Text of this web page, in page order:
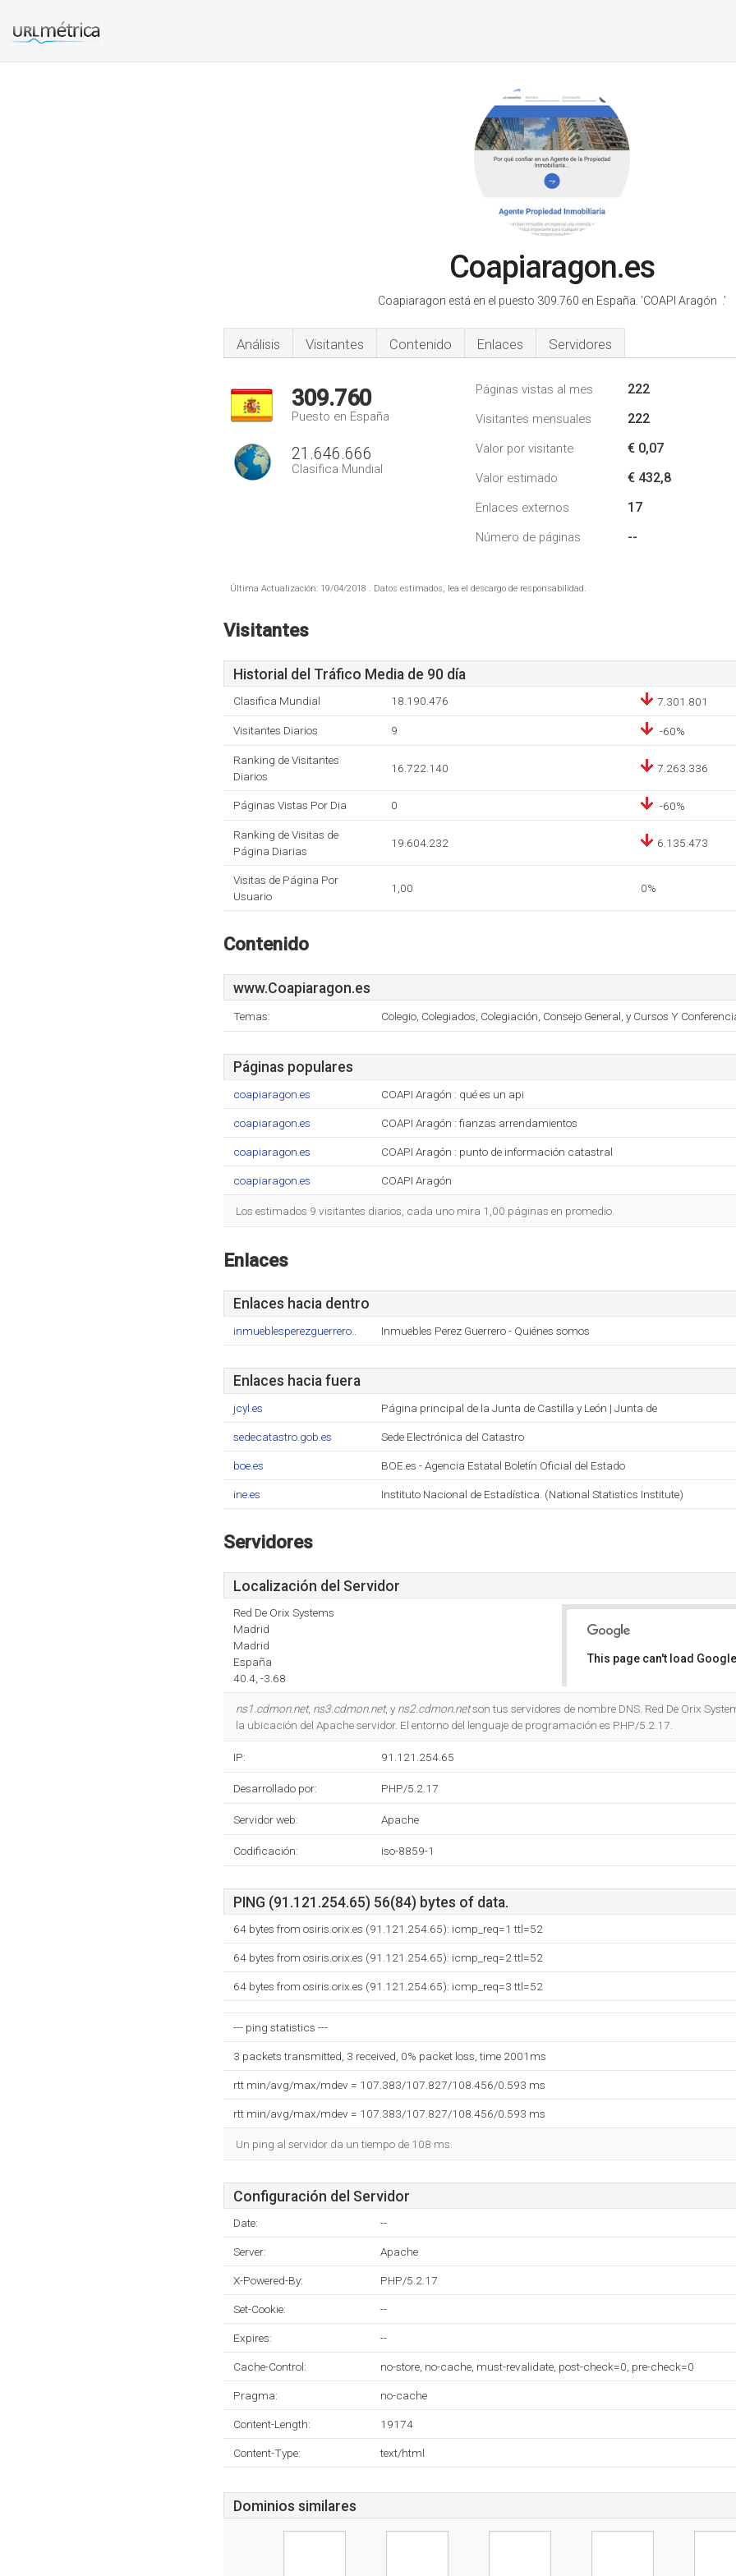
Coapiaragon.es
Coapiaragon está en el puesto 309.760 en España. 'COAPI Aragón .'
Análisis Visitantes Contenido Enlaces Servidores
309.760
Puesto en España
21.646.666
Clasifica Mundial
Páginas vistas al mes 222
Visitantes mensuales 222
Valor por visitante € 0,07
Valor estimado € 432,8
Enlaces externos 17
Número de páginas --
Última Actualización: 19/04/2018 . Datos estimados, lea el descargo de responsabilidad.
Visitantes
Historial del Tráfico Media de 90 día
Clasifica Mundial 18.190.476 7.301.801
Visitantes Diarios 9 -60%
Ranking de Visitantes
Diarios
16.722.140 7.263.336
Páginas Vistas Por Dia 0 -60%
Ranking de Visitas de
Página Diarias
19.604.232 6.135.473
Visitas de Página Por
Usuario
1,00 0%
Contenido
www.Coapiaragon.es
Temas: Colegio, Colegiados, Colegiación, Consejo General, y Cursos Y
Páginas populares
coapiaragon.es COAPI Aragón : qué es un api
coapiaragon.es COAPI Aragón : fianzas arrendamientos
coapiaragon.es COAPI Aragón : punto de información catastral
coapiaragon.es COAPI Aragón
Los estimados 9 visitantes diarios, cada uno mira 1,00 páginas en promedio.
Enlaces
Enlaces hacia dentro
inmueblesperezguerrero.. Inmuebles Perez Guerrero - Quiénes somos
Enlaces hacia fuera
jcyl.es Página principal de la Junta de Castilla y León | Junta de
sedecatastro.gob.es Sede Electrónica del Catastro
boe.es BOE.es - Agencia Estatal Boletín Oficial del Estado
ine.es Instituto Nacional de Estadística. (National Statistics Institute)
Servidores
Localización del Servidor
Red De Orix Systems
Madrid
Madrid
España
40.4, -3.68
This page can't load
ns1.cdmon.net, ns3.cdmon.net, y ns2.cdmon.netson tus servidores de nombre DNS. Red De Orix
la ubicación del Apache servidor. El entorno del lenguaje de programación es PHP/5.2.17.
IP: 91.121.254.65
Desarrollado por: PHP/5.2.17
Servidor web: Apache
Codificación: iso-8859-1
PING (91.121.254.65) 56(84) bytes of data.
64 bytes from osiris.orix.es (91.121.254.65): icmp_req=1 ttl=52
64 bytes from osiris.orix.es (91.121.254.65): icmp_req=2 ttl=52
64 bytes from osiris.orix.es (91.121.254.65): icmp_req=3 ttl=52
--- ping statistics ---
3 packets transmitted, 3 received, 0% packet loss, time 2001ms
rtt min/avg/max/mdev = 107.383/107.827/108.456/0.593 ms
rtt min/avg/max/mdev = 107.383/107.827/108.456/0.593 ms
Un ping al servidor da un tiempo de 108 ms.
Configuración del Servidor
Date: --
Server: Apache
X-Powered-By: PHP/5.2.17
Set-Cookie: --
Expires: --
Cache-Control: no-store, no-cache, must-revalidate, post-check=0, pre-check=0
Pragma: no-cache
Content-Length: 19174
Content-Type: text/html
Dominios similares